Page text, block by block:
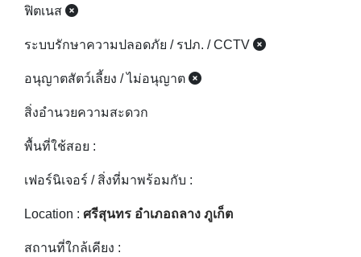
ฟิตเนส
ระบบรักษาความปลอดภัย / รปภ. / CCTV
อนุญาตสัตว์เลี้ยง / ไม่อนุญาต
สิ่งอำนวยความสะดวก
พื้นที่ใช้สอย :
เฟอร์นิเจอร์ / สิ่งที่มาพร้อมกับ :
Location : ศรีสุนทร อำเภอถลาง ภูเก็ต
สถานที่ใกล้เคียง :